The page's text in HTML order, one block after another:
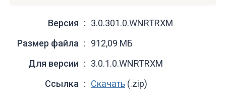
Версия
3.0.301.0.WNRTRXM
Размер файла
912,09 МБ
Для версии
3.0.1.0.WNRTRXM
Ссылка
Скачать (.zip)